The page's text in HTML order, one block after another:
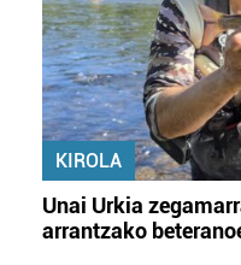
KIROLA
Unai Urkia
arrantzako